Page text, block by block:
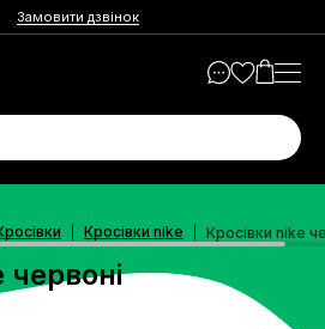
Замовити дзвінок
Кросівки nike Кросівки nike
червоні